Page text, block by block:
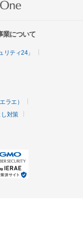
業について
ティ24」
ラエ）
対策